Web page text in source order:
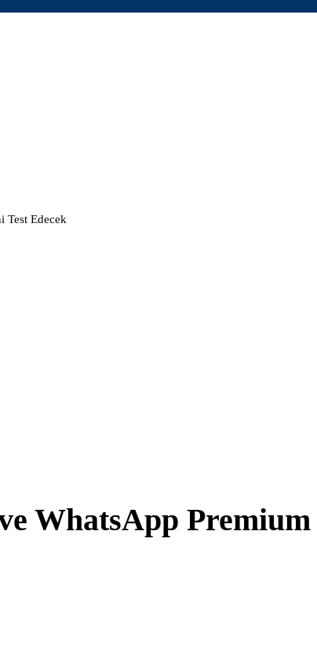
Test Edecek
WhatsApp Premium